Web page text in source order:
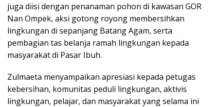
juga diisi dengan penanaman pohon di kawasan GOR
Nan Ompek, aksi gotong royong membersihkan
lingkungan di sepanjang Batang Agam, serta
pembagian tas belanja ramah lingkungan kepada
masyarakat di Pasar Ibuh.
Zulmaeta menyampaikan apresiasi kepada petugas
kebersihan, komunitas peduli lingkungan, aktivis
lingkungan, pelajar, dan masyarakat yang selama ini